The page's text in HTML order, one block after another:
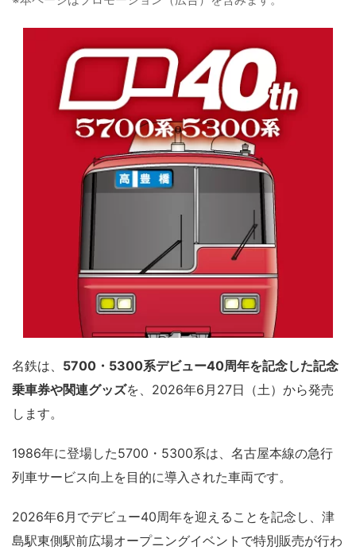
名鉄は、 5700・5300系デビュー40周年を記念した記念
乗車券や関連グッズを、2026年6月27日（土）から発売
します。
1986年に登場した5700・5300系は、名古屋本線の急行
列車サービス向上を目的に導入された車両です。
2026年6月でデビュー40周年を迎えることを記念し、津
島駅東側駅前広場オープニングイベントで特別販売が行わ